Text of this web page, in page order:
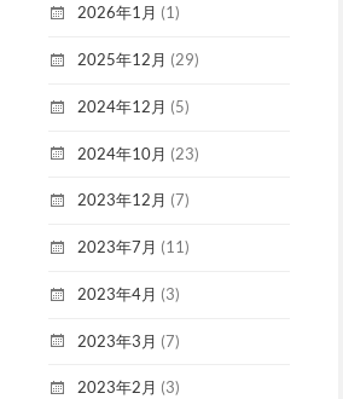
2026年1月 (1)
2025年12月 (29)
2024年12月 (5)
2024年10月 (23)
2023年12月 (7)
2023年7月 (11)
2023年4月 (3)
2023年3月 (7)
2023年2月 (3)